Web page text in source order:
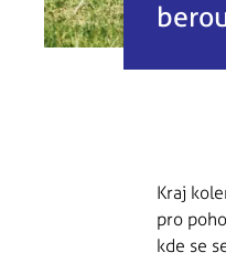
Kraj
pro
kde se